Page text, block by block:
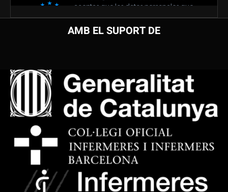
AMB EL SUPORT DE